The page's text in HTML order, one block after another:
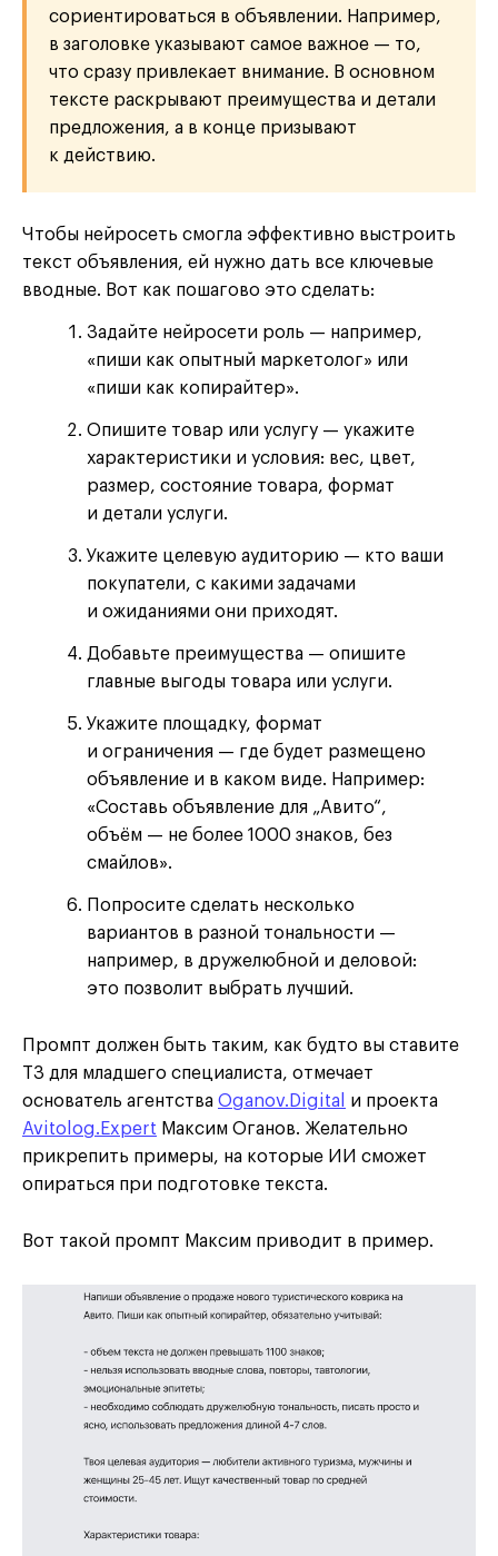
сориентироваться в объявлении. Например,
в заголовке указывают самое важное — то,
что сразу привлекает внимание. В основном
тексте раскрывают преимущества и детали
предложения, а в конце призывают
к действию.
Чтобы нейросеть смогла эффективно выстроить
текст объявления, ей нужно дать все ключевые
вводные. Вот как пошагово это сделать:
Задайте нейросети роль — например,
«пиши как опытный маркетолог» или
«пиши как копирайтер».
Опишите товар или услугу — укажите
характеристики и условия: вес, цвет,
размер, состояние товара, формат
и детали услуги.
Укажите целевую аудиторию — кто ваши
покупатели, с какими задачами
и ожиданиями они приходят.
Добавьте преимущества — опишите
главные выгоды товара или услуги.
Укажите площадку, формат
и ограничения — где будет размещено
объявление и в каком виде. Например:
«Составь объявление для „Авито“,
объём — не более 1000 знаков, без
смайлов».
Попросите сделать несколько
вариантов в разной тональности —
например, в дружелюбной и деловой:
это позволит выбрать лучший.
Промпт должен быть таким, как будто вы ставите
ТЗ для младшего специалиста, отмечает
основатель агентства Oganov.Digital
и проекта
Avitolog.Expert Максим Оганов. Желательно
прикрепить примеры, на которые ИИ сможет
опираться при подготовке текста.
Вот такой промпт Максим приводит в пример.